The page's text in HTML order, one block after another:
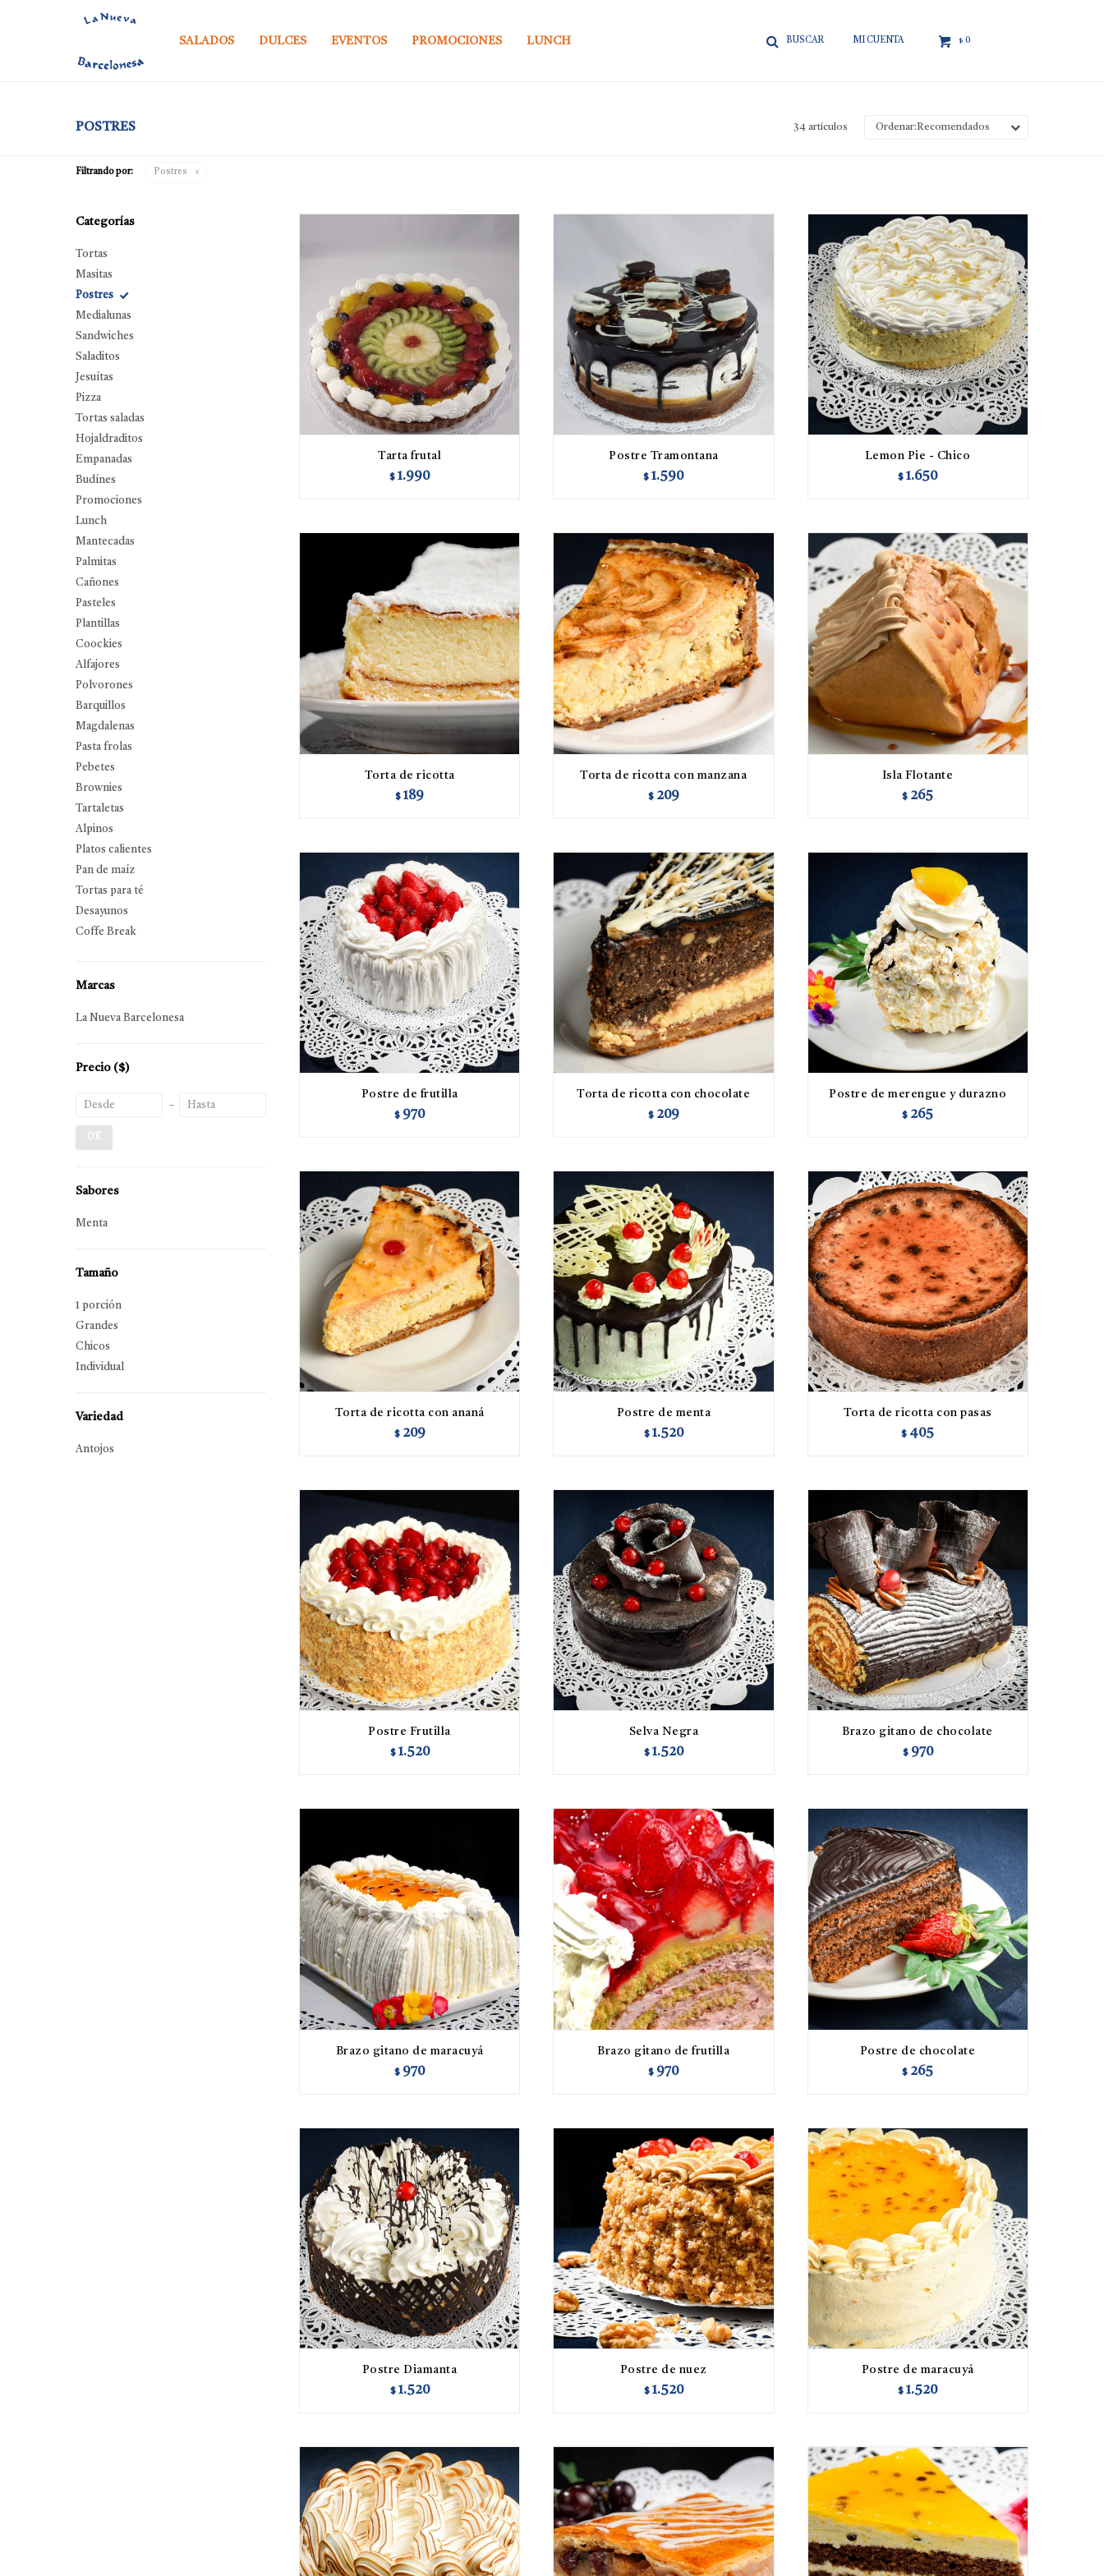
SALADOS DULCES EVENTOS PROMOCIONES LUNCH $ 0
POSTRES 34 artículos Recomendados
Filtrando por: Postres
Tarta frutal
$ 1.990
Postre Tramontana
$ 1.590
Lemon Pie - Chico
$ 1.650
Torta de ricotta
$ 189
Torta de ricotta con manzana
$ 209
Isla Flotante
$ 265
Postre de frutilla
$ 970
Torta de ricotta con chocolate
$ 209
Postre de merengue y durazno
$ 265
Torta de ricotta con ananá
$ 209
Postre de menta
$ 1.520
Torta de ricotta con pasas
$ 405
Postre Frutilla
$ 1.520
Selva Negra
$ 1.520
Brazo gitano de chocolate
$ 970
Brazo gitano de maracuyá
$ 970
Brazo gitano de frutilla
$ 970
Postre de chocolate
$ 265
Postre Diamanta
$ 1.520
Postre de nuez
$ 1.520
Postre de maracuyá
$ 1.520
Categorías
Tortas
Masitas
Postres
Medialunas
Sandwiches
Saladitos
Jesuítas
Pizza
Tortas saladas
Hojaldraditos
Empanadas
Budínes
Promociones
Lunch
Mantecadas
Palmitas
Cañones
Pasteles
Plantillas
Coockies
Alfajores
Polvorones
Barquillos
Magdalenas
Pasta frolas
Pebetes
Brownies
Tartaletas
Alpinos
Platos calientes
Pan de maíz
Tortas para té
Desayunos
Coffe Break
Marcas
La Nueva Barcelonesa
Precio ($)
OK
Sabores
Menta
Tamaño
1 porción
Grandes
Chicos
Individual
Variedad
Antojos